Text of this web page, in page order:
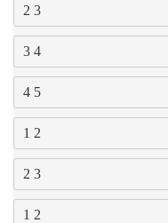
2 3
3 4
4 5
1 2
2 3
1 2